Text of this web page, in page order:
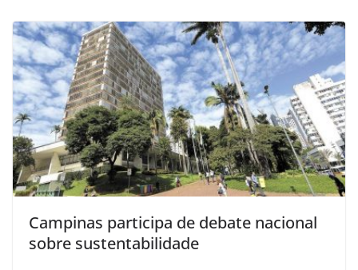
Campinas participa de debate nacional
sobre sustentabilidade